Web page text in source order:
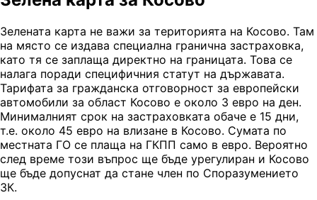
Зелената карта не важи за територията на Косово. Там
на място се издава специална гранична застраховка,
като тя се заплаща директно на границата. Това се
налага поради специфичния статут на държавата.
Тарифата за гражданска отговорност за европейски
автомобили за област Косово е около 3 евро на ден.
Минималният срок на застраховката обаче е 15 дни,
т.е. около 45 евро на влизане в Косово. Сумата по
местната ГО се плаща на ГКПП само в евро. Вероятно
след време този въпрос ще бъде урегулиран и Косово
ще бъде допуснат да стане член по Споразумението
ЗК.